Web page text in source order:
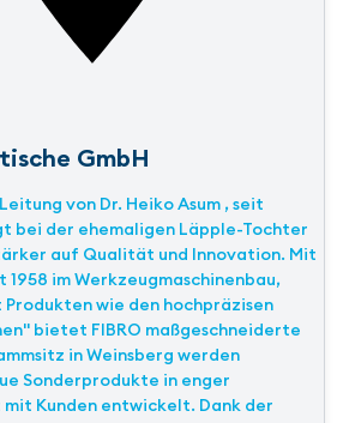
GmbH
von Dr. Heiko Asum , seit
bei der ehemaligen Läpple-Tochter
auf Qualität und Innovation. Mit
im Werkzeugmaschinenbau,
Produkten wie den hochpräzisen
bietet FIBRO maßgeschneiderte
in Weinsberg werden
Sonderprodukte in enger
Kunden entwickelt. Dank der